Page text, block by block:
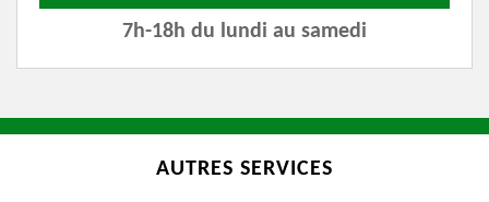
7h-18h du lundi au samedi
AUTRES SERVICES